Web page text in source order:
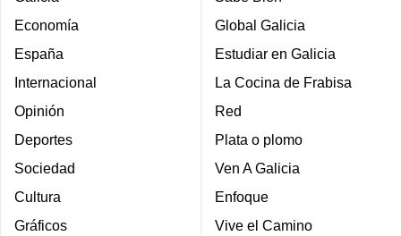
Economía
España
Internacional
Opinión
Deportes
Sociedad
Cultura
Gráficos
Global Galicia
Estudiar en Galicia
La Cocina de Frabisa
Red
Plata o plomo
Ven A Galicia
Enfoque
Vive el Camino